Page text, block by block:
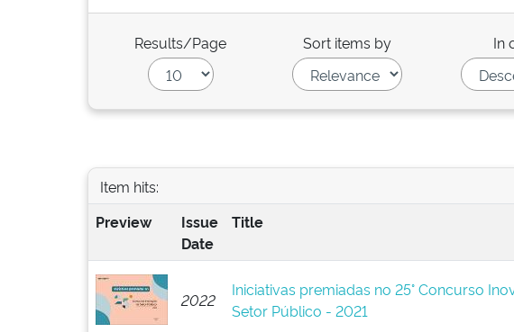
Results/Page Sort items by In
Item hits:
Preview
Issue
Date
Title
2022
Iniciativas premiadas no 25° Concurso
Setor Público - 2021